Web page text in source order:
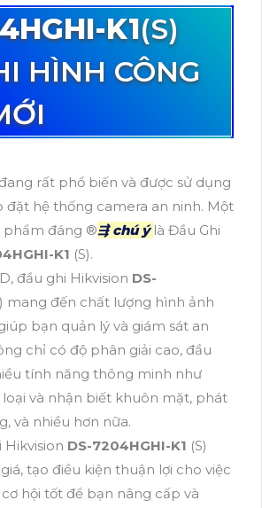
K1(S)
HÌNH CÔNG
rất phổ biến và được sử dụng
đặt hệ thống camera an ninh. Một
phẩm đáng ®️⇶chú ý là Đầu Ghi
K1 (S).
đầu ghi Hikvision DS-
mang đến chất lượng hình ảnh
bạn quản lý và giám sát an
chỉ có độ phân giải cao, đầu
tính năng thông minh như
và nhận biết khuôn mặt, phát
và nhiều hơn nữa.
Hikvision DS-7204HGHI-K1 (S)
tạo điều kiện thuận lợi cho việc
hội tốt để bạn nâng cấp và